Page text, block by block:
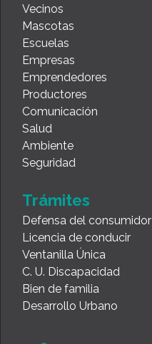
Vecinos
Mascotas
Escuelas
Empresas
Emprendedores
Productores
Comunicación
Salud
Ambiente
Seguridad
Trámites
Defensa del consumidor
Licencia de conducir
Ventanilla Única
C. U. Discapacidad
Bien de familia
Desarrollo Urbano